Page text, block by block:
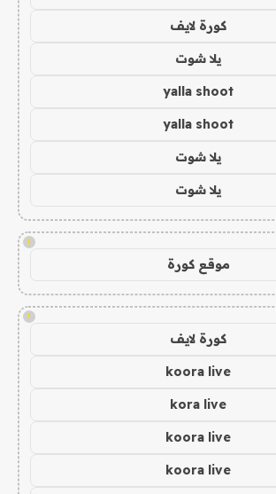
كورة لايف
يلا شوت
yalla shoot
yalla shoot
يلا شوت
يلا شوت
!
موقع كورة
!
كورة لايف
koora live
kora live
koora live
koora live